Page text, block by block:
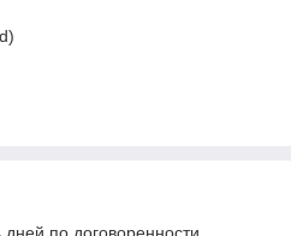
по договоренности